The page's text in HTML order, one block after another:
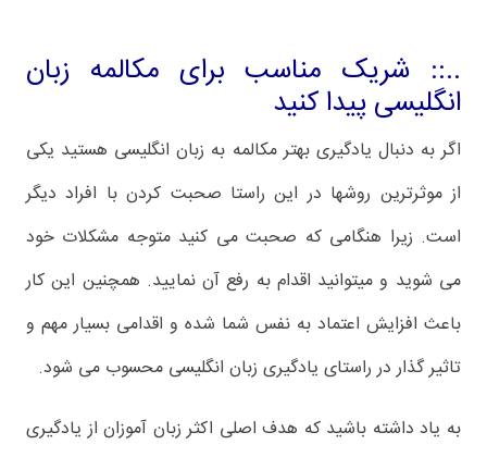
..:: شریک مناسب برای مکالمه زبان
انگلیسی پیدا کنید
اگر به دنبال یادگیری بهتر مکالمه به زبان انگلیسی هستید یکی
از موثرترین روشها در این راستا صحبت کردن با افراد دیگر
است. زیرا هنگامی که صحبت می کنید متوجه مشکلات خود
می شوید و میتوانید اقدام به رفع آن نمایید. همچنین این کار
باعث افزایش اعتماد به نفس شما شده و اقدامی بسیار مهم و
تاثیر گذار در راستای یادگیری زبان انگلیسی محسوب می شود.
به یاد داشته باشید که هدف اصلی اکثر زبان آموزان از یادگیری